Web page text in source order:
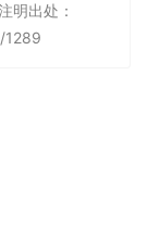
明出处：
1289